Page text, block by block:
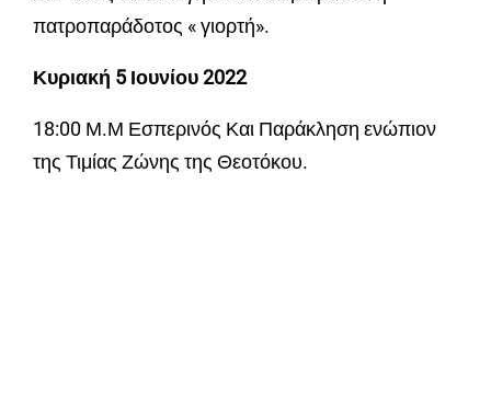
πατροπαράδοτος « γιορτή».
Κυριακή 5Ιουνίου2022
18:00 Μ.Μ Εσπερινός Και Παράκληση ενώπιον
της Τιμίας Ζώνης της Θεοτόκου.